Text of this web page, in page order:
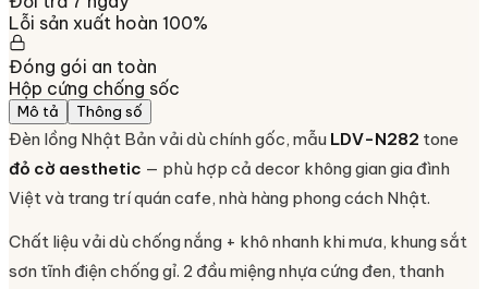
Lỗi sản xuất hoàn 100%
Đóng gói an toàn
Hộp cứng chống sốc
Mô tả Thông số
Đèn lồng Nhật Bản vải dù chính gốc, mẫu LDV-N282 tone
đỏ cờ aesthetic — phù hợp cả decor không gian gia đình
Việt và trang trí quán cafe, nhà hàng phong cách Nhật.
Chất liệu vải dù chống nắng + khô nhanh khi mưa, khung sắt
sơn tĩnh điện chống gỉ. 2 đầu miệng nhựa cứng đen, thanh